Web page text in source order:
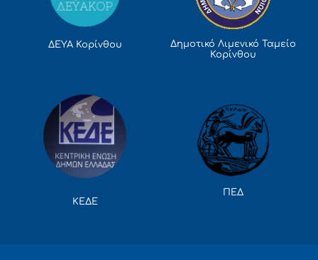
ΔΕΥΑ Κορίνθου
Δημοτικό Λιμενικό Ταμείο
Κορίνθου
ΚΕΔΕ
ΠΕΔ